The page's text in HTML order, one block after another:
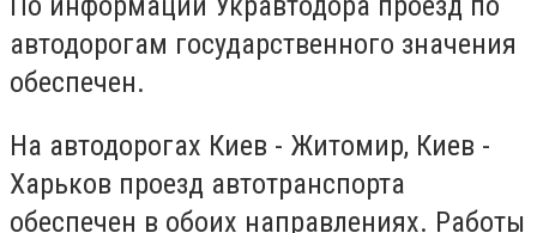
автодорогам государственного значения
обеспечен.
На автодорогах Киев - Житомир, Киев -
Харьков проезд автотранспорта
обеспечен в обоих направлениях. Работы